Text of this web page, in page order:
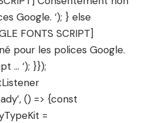
Google. ‘); } else
FONTS SCRIPT]
pour les polices Google.
… ‘); }});
() => {const
=